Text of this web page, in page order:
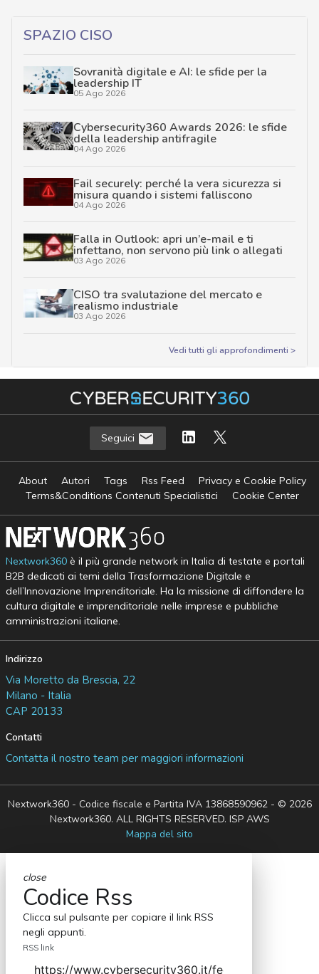
SPAZIO CISO
Sovranità digitale e AI: le sfide per la
leadership IT
05 Ago 2026
Cybersecurity360 Awards 2026: le sfide
della leadership antifragile
04 Ago 2026
Fail securely: perché la vera sicurezza si
misura quando i sistemi falliscono
04 Ago 2026
Falla in Outlook: apri un’e-mail e ti
infettano, non servono più link o allegati
03 Ago 2026
CISO tra svalutazione del mercato e
realismo industriale
03 Ago 2026
Vedi tutti gli approfondimenti >
Seguici
About Autori Tags Rss Feed
Privacy e Cookie Policy
Terms&Conditions Contenuti Specialistici
Cookie Center
Nextwork360è il più grande network in Italia di testate e portali
B2B dedicati ai temi della Trasformazione Digitale e
dell’Innovazione Imprenditoriale. Ha la missione di diffondere la
cultura digitale e imprenditoriale nelle imprese e pubbliche
amministrazioni italiane.
Indirizzo
Via Moretto da Brescia, 22
Milano - Italia
CAP 20133
Contatti
Contatta il nostro team per maggiori informazioni
Nextwork360 - Codice fiscale e Partita IVA 13868590962 - © 2026
Nextwork360. ALL RIGHTS RESERVED. ISP AWS
Mappa del sito
close
Codice Rss
Clicca sul pulsante per copiare il link RSS
negli appunti.
RSS link